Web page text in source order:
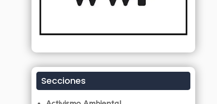
Secciones